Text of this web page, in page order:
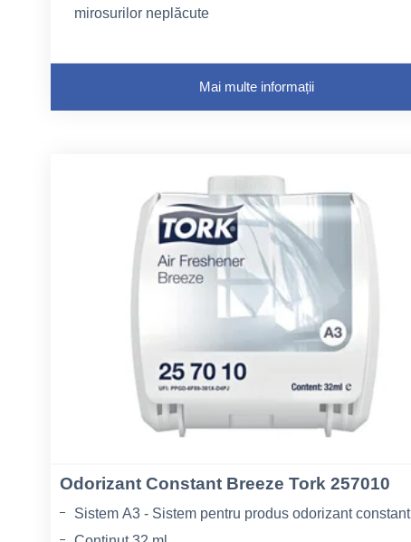
mirosurilor neplăcute
Eficient împotriva unei game largi de mirosuri (tutun,
mâncare, urină etc.)Mai multe informații
Odorizant Constant Breeze Tork 257010
Sistem A3 - Sistem pentru produs odorizant constant